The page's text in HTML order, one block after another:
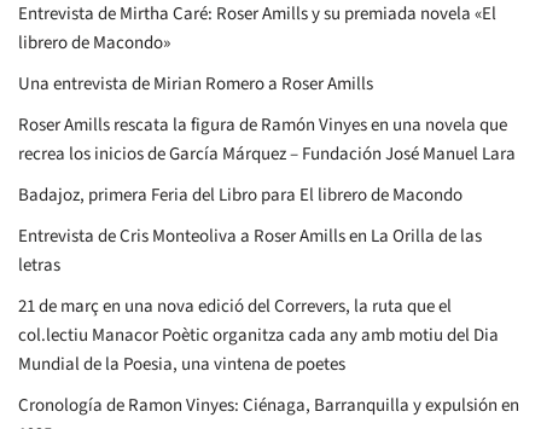
Entrevista de Mirtha Caré: Roser Amills y su premiada novela «El
librero de Macondo»
Una entrevista de Mirian Romero a Roser Amills
Roser Amills rescata la figura de Ramón Vinyes en una novela que
recrea los inicios de García Márquez – Fundación José Manuel Lara
Badajoz, primera Feria del Libro para El librero de Macondo
Entrevista de Cris Monteoliva a Roser Amills en La Orilla de las
letras
21 de març en una nova edició del Correvers, la ruta que el
col.lectiu Manacor Poètic organitza cada any amb motiu del Dia
Mundial de la Poesia, una vintena de poetes
Cronología de Ramon Vinyes: Ciénaga, Barranquilla y expulsión en